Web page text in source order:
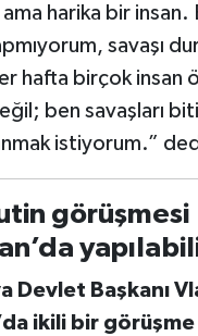
ama harika bir insan.
savaşı
hafta birçok insan
ben savaşları
istiyorum.”
görüşmesi
Devlet Başkanı
ikili bir görüşme